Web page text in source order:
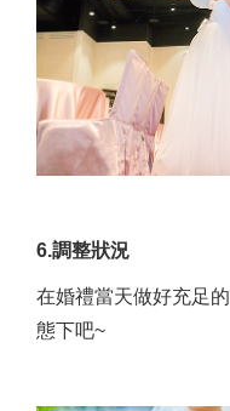
6.調整狀況
在婚禮當天做好充足
態下吧~